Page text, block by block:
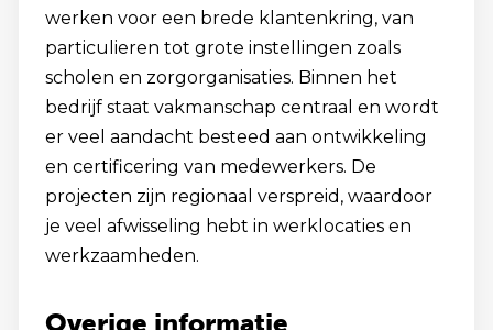
werken voor een brede klantenkring, van
particulieren tot grote instellingen zoals
scholen en zorgorganisaties. Binnen het
bedrijf staat vakmanschap centraal en wordt
er veel aandacht besteed aan ontwikkeling
en certificering van medewerkers. De
projecten zijn regionaal verspreid, waardoor
je veel afwisseling hebt in werklocaties en
werkzaamheden.
Overige informatie